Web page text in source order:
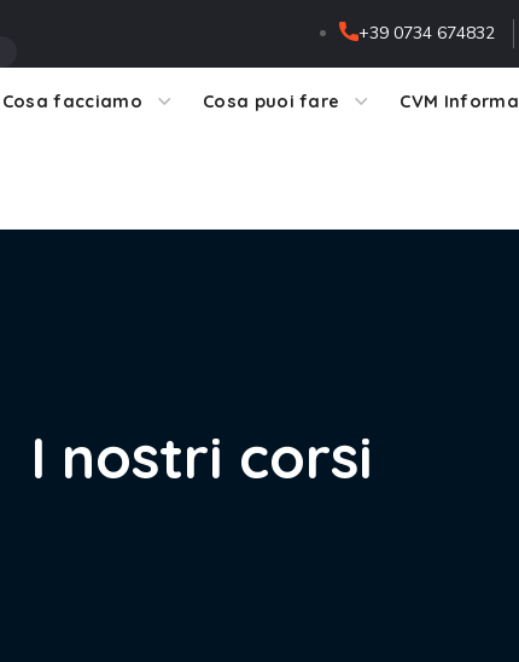
+39 0734 674832
Cosa facciamo Cosa puoi fare CVM Informa
I nostri corsi